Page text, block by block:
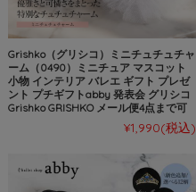
Grishko（グリシコ）ミニチュチュチャ
ーム（0490）ミニチュア マスコット
小物 インテリア バレエ ギフト プレゼ
ント プチギフトabby 発表会 グリシコ
Grishko GRISHKO メール便4点まで可
¥1,990(税込)